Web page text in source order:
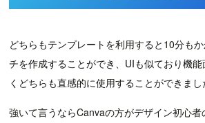
どちらもテンプレートを利用すると10分も
チを作成することができ、UIも似ており機
くどちらも直感的に使用することができまし
強いて言うならCanvaの方がデザイン初心